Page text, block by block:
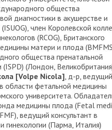
общества
диагностики в акушерстве и
(ISUOG), член Королевской
(RCOG), Британского
матери и плода
общества пренатальной
(ISPD) (Лондон,
[Volpe Nicola], д-р, ведущий
области фетальной медицины
университета.
медицины плода (Fetal
ведущий консультант в
гинекологии (Парма, Италия)